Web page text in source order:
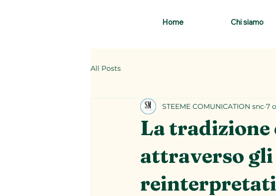
Home Chi siamo
All Posts
La
attraverso
reinterpretati
STEEME COMUNICATION snc 7